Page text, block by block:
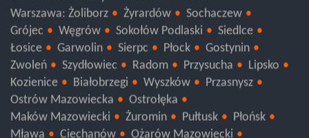
Warszawa: Włochy
Warszawa: Wola
Warszawa: Żoliborz
Żyrardów
Sochaczew
Grójec
Węgrów Sokołów Podlaski
Siedlce
Łosice
Garwolin Sierpc Płock
Gostynin
Zwoleń
Szydłowiec Radom Przysucha
Lipsko
Kozienice
Białobrzegi Wyszków
Ostrów Mazowiecka
Ostrołęka
Maków Mazowiecki
Żuromin Pułtusk
Płońsk